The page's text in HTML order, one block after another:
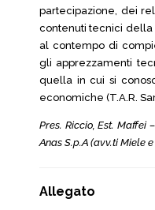
partecipazione, dei
contenuti tecnici della
al contempo di
gli apprezzamenti
quella in cui si
economiche (T.A.R.
Pres. Riccio, Est. Maffei
Anas S.p.A (avv.ti Miele
Allegato